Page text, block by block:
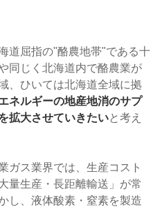
道屈指の"酪農地帯"である十
同じく北海道内で酪農業が
、ひいては北海道全域に拠
ネルギーの地産地消のサプ
拡大させていきたいと考え
ガス業界では、生産コスト
量生産・長距離輸送」が常
し、液体酸素・窒素を製造